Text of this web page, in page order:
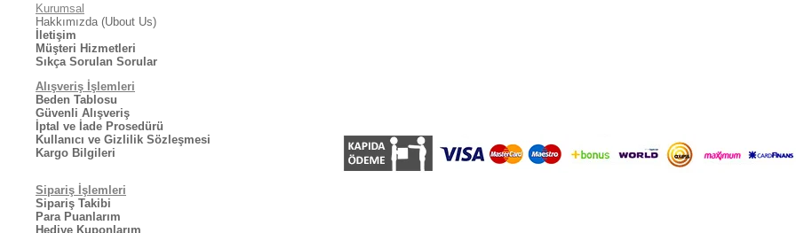
Kurumsal
Hakkımızda (Ubout Us)
İletişim
Müşteri Hizmetleri
Sıkça Sorulan Sorular
Alışveriş İşlemleri
Beden Tablosu
Güvenli Alışveriş
İptal ve İade Prosedürü
Kullanıcı ve Gizlilik Sözleşmesi
Kargo Bilgileri
Sipariş İşlemleri
Sipariş Takibi
Para Puanlarım
Hediye Kuponlarım